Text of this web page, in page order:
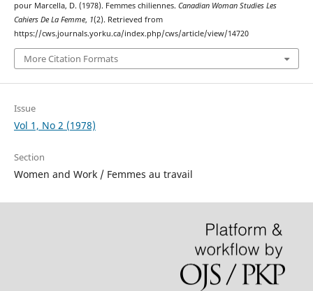
pour Marcella, D. (1978). Femmes chiliennes. Canadian Woman Studies Les
Cahiers De La Femme, 1(2). Retrieved from
https://cws.journals.yorku.ca/index.php/cws/article/view/14720
More Citation Formats
Issue
Vol 1, No 2 (1978)
Section
Women and Work / Femmes au travail